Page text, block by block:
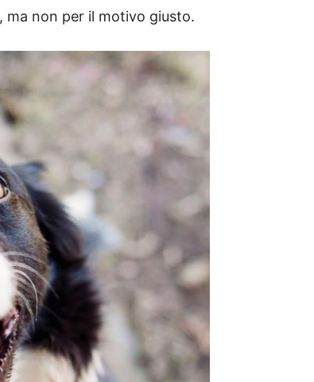
ma non per il motivo giusto.